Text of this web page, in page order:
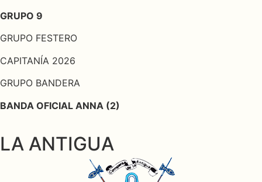
GRUPO 9
GRUPO FESTERO
CAPITANÍA 2026
GRUPO BANDERA
BANDA OFICIAL ANNA (2)
LA ANTIGUA